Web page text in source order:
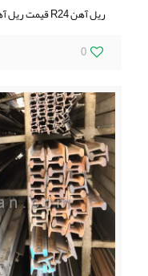
ریل آهن R24 قیمت ریل آهن R24, فروش ریل آهن R24, ساخت
0